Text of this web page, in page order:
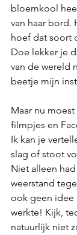
bloemkool
van haar bord.
hoef dat soort
Doe lekker je
van de wereld
beetje mijn
Maar nu
filmpjes en
Ik kan je
slag of stoot
Niet alleen
weerstand
ook geen idee
werkte! Kijk,
natuurlijk niet